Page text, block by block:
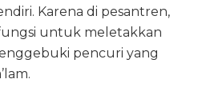
Karena di pesantren,
untuk meletakkan
pencuri yang